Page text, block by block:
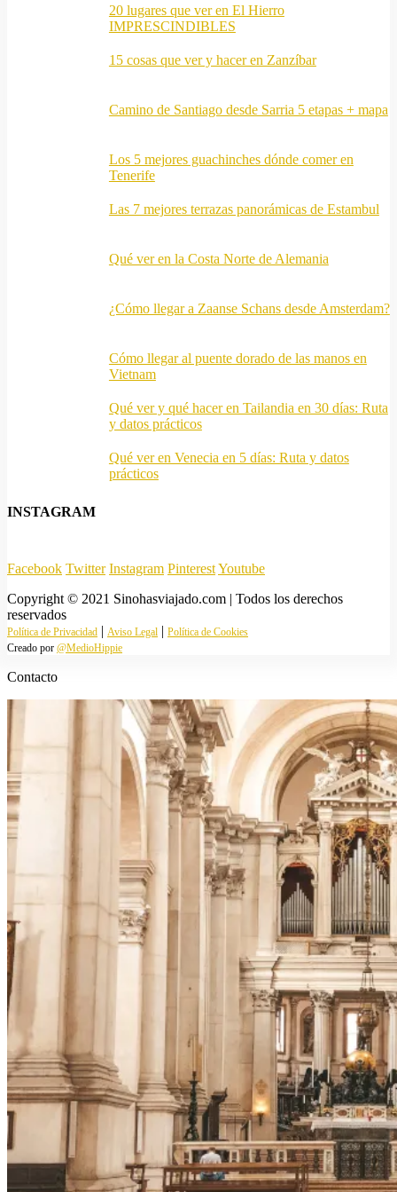
20 lugares que ver en El Hierro
IMPRESCINDIBLES
15 cosas que ver y hacer en Zanzíbar
Camino de Santiago desde Sarria 5 etapas + mapa
Los 5 mejores guachinches dónde comer en
Tenerife
Las 7 mejores terrazas panorámicas de Estambul
Qué ver en la Costa Norte de Alemania
¿Cómo llegar a Zaanse Schans desde Amsterdam?
Cómo llegar al puente dorado de las manos en
Vietnam
Qué ver y qué hacer en Tailandia en 30 días: Ruta
y datos prácticos
Qué ver en Venecia en 5 días: Ruta y datos
prácticos
INSTAGRAM
Facebook Twitter Instagram PinterestYoutube
Copyright © 2021 Sinohasviajado.com | Todos los derechos
reservados
Política de Privacidad | Aviso Legal | Política de Cookies
Creado por @MedioHippie
Contacto